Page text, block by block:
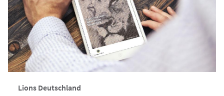
Lions Deutschland